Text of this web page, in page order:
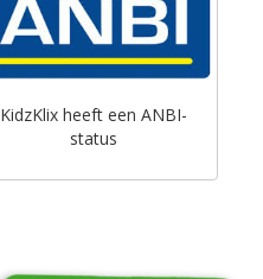
KidzKlix heeft een ANBI-
status